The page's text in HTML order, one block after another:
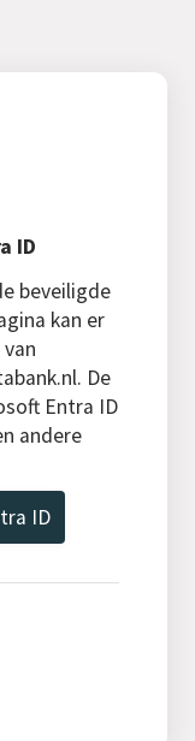
ID
beveiligde
kan er
De
Entra ID
andere
ID